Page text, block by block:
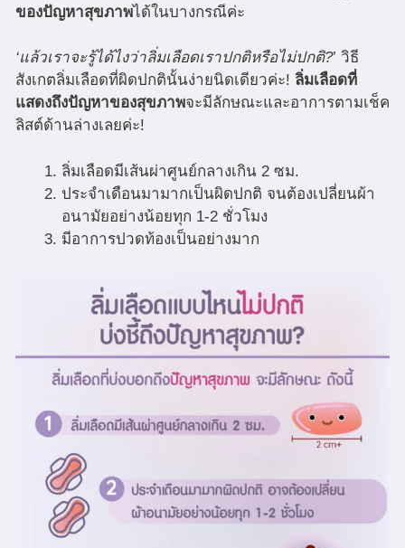
ของปัญหาสุขภาพได้ในบางกรณีค่ะ
‘แล้วเราจะรู้ได้ไงว่าลิ่มเลือดเราปกติหรือไม่ปกติ?’ วิธี
สังเกตลิ่มเลือดที่ผิดปกตินั้นง่ายนิดเดียวค่ะ! ลิ่มเลือดที่
แสดงถึงปัญหาของสุขภาพจะมีลักษณะและอาการตามเช็ค
ลิสต์ด้านล่างเลยค่ะ!
ลิ่มเลือดมีเส้นผ่าศูนย์กลางเกิน 2 ซม.
ประจำเดือนมามากเป็นผิดปกติ จนต้องเปลี่ยนผ้า
อนามัยอย่างน้อยทุก 1-2 ชั่วโมง
มีอาการปวดท้องเป็นอย่างมาก